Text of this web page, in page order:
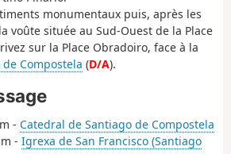
monumentaux puis, après les
voûte située au Sud-Ouest de la Place
sur la Place Obradoiro, face à la
Compostela (D/A).
- Catedral de Santiago de Compostela
- Igrexa de San Francisco (Santiago